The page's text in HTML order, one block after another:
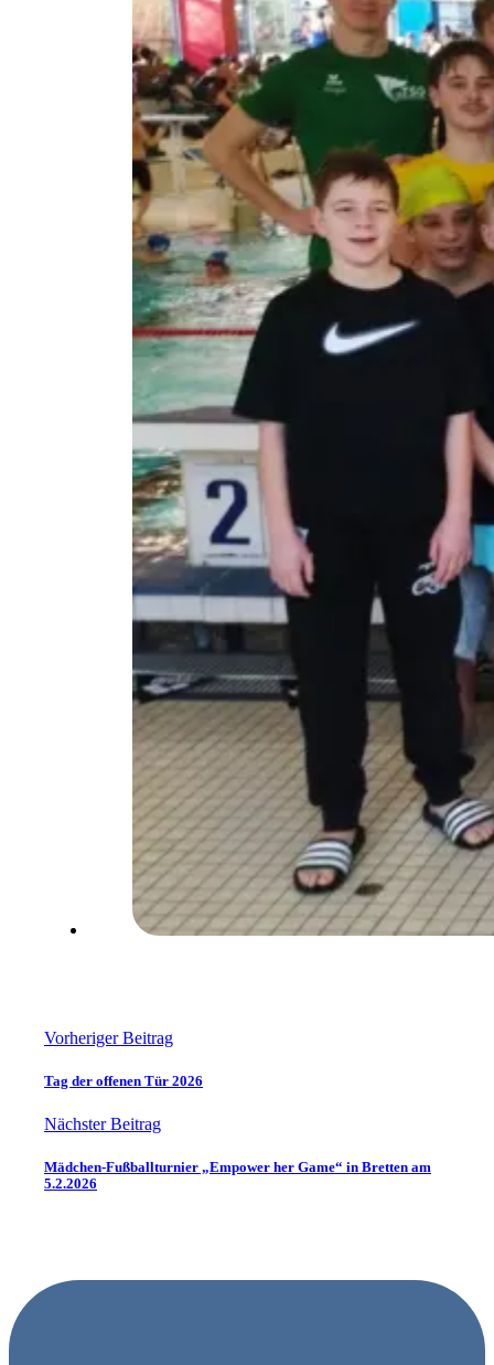
Vorheriger Beitrag
Tag der offenen Tür 2026
Nächster Beitrag
Mädchen-Fußballturnier „Empower her Game“ in Bretten am
5.2.2026